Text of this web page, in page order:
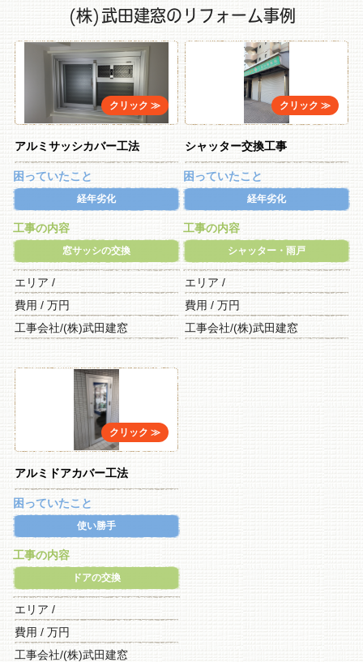
(株)武田建窓のリフォーム事例
アルミサッシカバー工法
困っていたこと
経年劣化
工事の内容
窓サッシの交換
エリア /
費用 / 万円
工事会社/(株)武田建窓
シャッター交換工事
困っていたこと
経年劣化
工事の内容
シャッター・雨戸
エリア /
費用 / 万円
工事会社/(株)武田建窓
アルミドアカバー工法
困っていたこと
使い勝手
工事の内容
ドアの交換
エリア /
費用 / 万円
工事会社/(株)武田建窓